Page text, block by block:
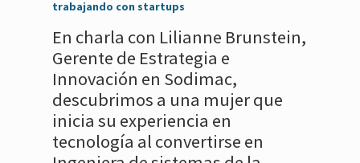
trabajando con startups
En charla con Lilianne Brunstein,
Gerente de Estrategia e
Innovación en Sodimac,
descubrimos a una mujer que
inicia su experiencia en
tecnología al convertirse en